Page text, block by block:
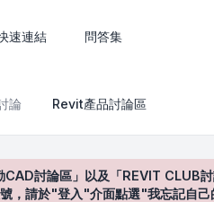
速連結 問答集
論 Revit產品討論區
討論區」以及「REVIT CLUB討
，請於"登入"介面點選"我忘記自己